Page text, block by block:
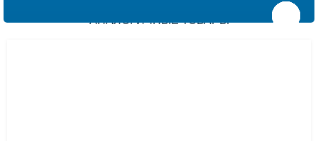
АНАЛОГИЧНЫЕ ТОВАРЫ